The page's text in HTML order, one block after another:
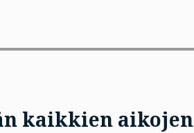
kaikkien aikojen